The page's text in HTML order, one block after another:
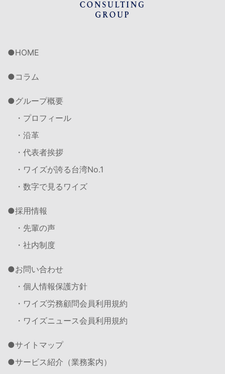
HOME
コラム
グループ概要
・プロフィール
・沿革
・代表者挨拶
・ワイズが誇る台湾No.1
・数字で見るワイズ
採用情報
・先輩の声
・社内制度
お問い合わせ
・個人情報保護方針
・ワイズ労務顧問会員利用規約
・ワイズニュース会員利用規約
サイトマップ
サービス紹介（業務案内）